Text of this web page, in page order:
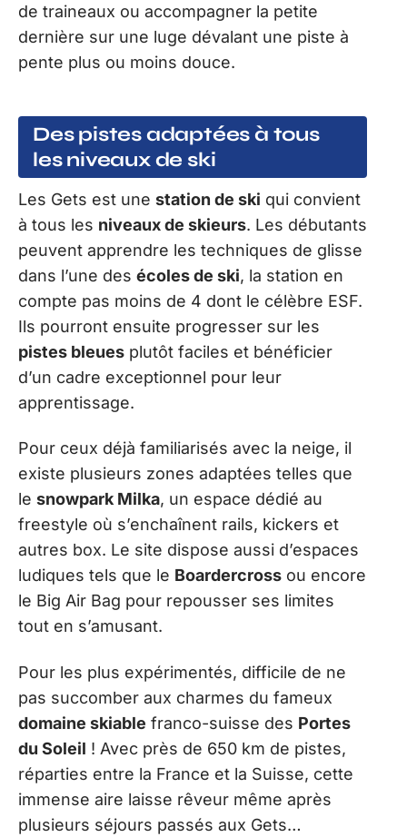
de traineaux ou accompagner la petite
dernière sur une luge dévalant une piste à
pente plus ou moins douce.
Des pistes adaptées à tous
les niveaux de ski
Les Gets est une station de ski qui convient
à tous les niveaux de skieurs. Les débutants
peuvent apprendre les techniques de glisse
dans l’une des écoles de ski, la station en
compte pas moins de 4 dont le célèbre ESF.
Ils pourront ensuite progresser sur les
pistes bleues plutôt faciles et bénéficier
d’un cadre exceptionnel pour leur
apprentissage.
Pour ceux déjà familiarisés avec la neige, il
existe plusieurs zones adaptées telles que
le snowpark Milka, un espace dédié au
freestyle où s’enchaînent rails, kickers et
autres box. Le site dispose aussi d’espaces
ludiques tels que le Boardercross ou encore
le Big Air Bag pour repousser ses limites
tout en s’amusant.
Pour les plus expérimentés, difficile de ne
pas succomber aux charmes du fameux
domaine skiable franco-suisse des Portes
du Soleil ! Avec près de 650 km de pistes,
réparties entre la France et la Suisse, cette
immense aire laisse rêveur même après
plusieurs séjours passés aux Gets…